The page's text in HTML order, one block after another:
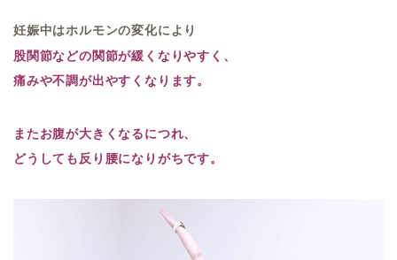
妊娠中はホルモンの変化により
股関節などの関節が緩くなりやすく、
痛みや不調が出やすくなります。
またお腹が大きくなるにつれ、
どうしても反り腰になりがちです。